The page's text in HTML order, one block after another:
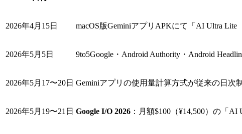
2026年4月15日 macOS版GeminiアプリAPKにて「AI Ultra Lite
2026年5月5日 9to5Google・Android Authority・Android
2026年5月17〜20日 Geminiアプリの使用量計算方式が従来の日次
2026年5月19〜21日 Google I/O 2026 ：月額$100（¥14,500）の「